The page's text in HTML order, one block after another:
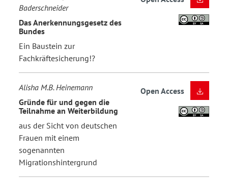
Baderschneider
Das Anerkennungsgesetz des
Bundes
Ein Baustein zur
Fachkräftesicherung!?
Alisha M.B. Heinemann
Gründe für und gegen die
Teilnahme an Weiterbildung
aus der Sicht von deutschen
Frauen mit einem
sogenannten
Migrationshintergrund
Open Access